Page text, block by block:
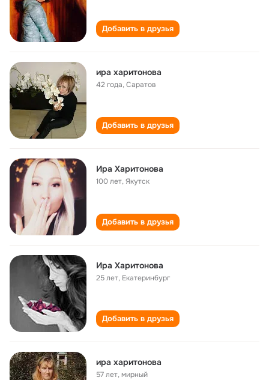
Добавить в друзья
ира харитонова
42 года,Саратов
Добавить в друзья
Ира Харитонова
100 лет,Якутск
Добавить в друзья
Ира Харитонова
25 лет, Екатеринбург
Добавить в друзья
ира харитонова
57 лет,мирный